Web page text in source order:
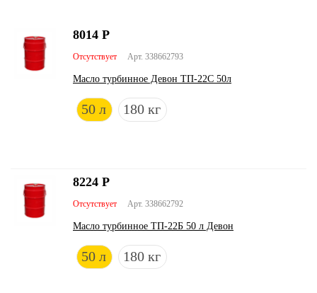
Арт. 338662793
Отсутствует
Масло турбинное Девон ТП-22С 50л
50 л 180 кг
8014 Р
Арт. 338662792
Отсутствует
Масло турбинное ТП-22Б 50 л Девон
50 л 180 кг
8224 Р